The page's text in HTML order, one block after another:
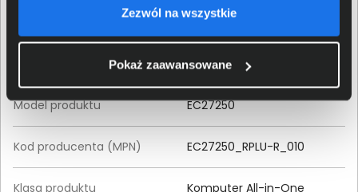
Zezwól na wszystkie
Pokaż zaawansowane
Dell
Dell 27 All-In-One
Model produktu EC27250
Kod producenta (MPN) EC27250_RPLU-R_010
Klasa produktu Komputer All-in-One